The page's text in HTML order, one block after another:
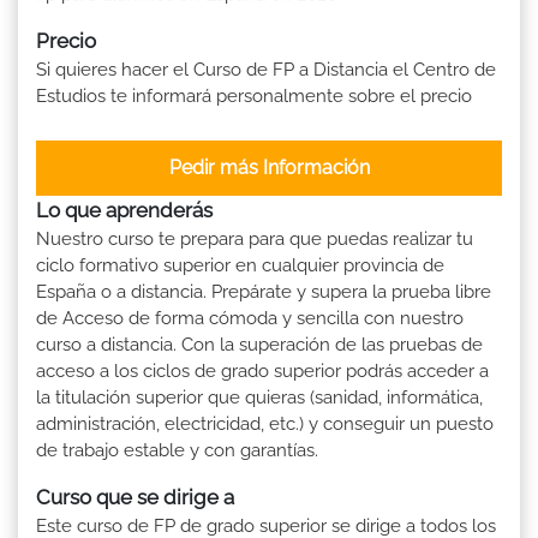
Precio
Si quieres hacer el Curso de FP a Distancia el Centro de
Estudios te informará personalmente sobre el precio
Pedir más Información
Lo que aprenderás
Nuestro curso te prepara para que puedas realizar tu
ciclo formativo superior en cualquier provincia de
España o a distancia. Prepárate y supera la prueba libre
de Acceso de forma cómoda y sencilla con nuestro
curso a distancia. Con la superación de las pruebas de
acceso a los ciclos de grado superior podrás acceder a
la titulación superior que quieras (sanidad, informática,
administración, electricidad, etc.) y conseguir un puesto
de trabajo estable y con garantías.
Curso que se dirige a
Este curso de FP de grado superior se dirige a todos los